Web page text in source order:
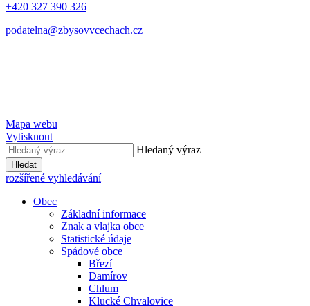
+420 327 390 326
podatelna@zbysovvcechach.cz
Mapa webu
Vytisknout
Hledaný výraz
Hledat
rozšířené vyhledávání
Obec
Základní informace
Znak a vlajka obce
Statistické údaje
Spádové obce
Březí
Damírov
Chlum
Klucké Chvalovice